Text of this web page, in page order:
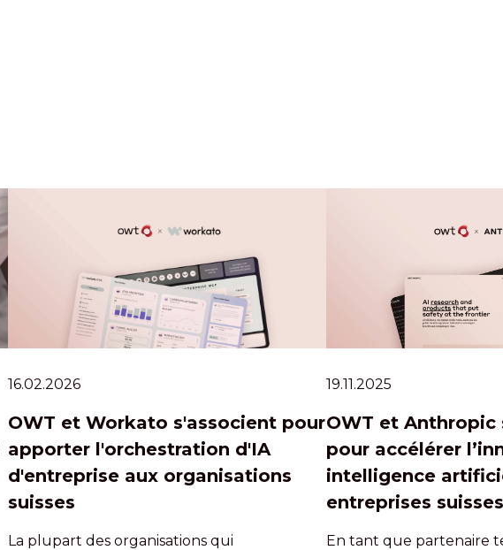
16.02.2026
OWT et Workato s'associent pour
apporter l'orchestration d'IA
d'entreprise aux organisations
suisses
La plupart des organisations qui
19.11.2025
OWT et Anthropic
pour accélérer
intelligence
entreprises suisses
En tant que partenaire